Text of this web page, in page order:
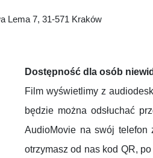
Lema 7, 31-571 Kraków
Dostępność dla osób
Film wyświetlimy z
będzie można odsłuchać
AudioMovie na swój telefon
otrzymasz od nas kod QR,